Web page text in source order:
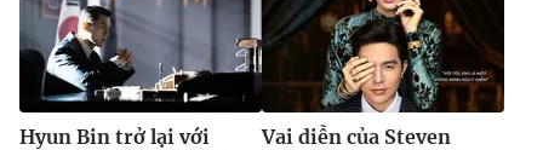
Hyun Bin trở lại với
Vai diễn của Steven